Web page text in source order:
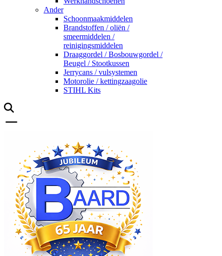
Ander
Schoonmaakmiddelen
Brandstoffen / oliën /
smeermiddelen /
reinigingsmiddelen
Draaggordel / Bosbouwgordel /
Beugel / Stootkussen
Jerrycans / vulsystemen
Motorolie / kettingzaagolie
STIHL Kits